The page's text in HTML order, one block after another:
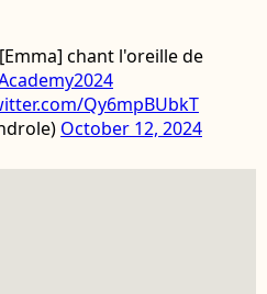
chant l'oreille de
Qy6mpBUbkT
October 12, 2024